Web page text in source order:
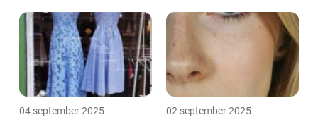
04 september 2025 02 september 2025